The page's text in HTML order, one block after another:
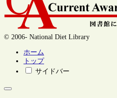
© 2006- National Diet Library
ホーム
トップ
サイドバー